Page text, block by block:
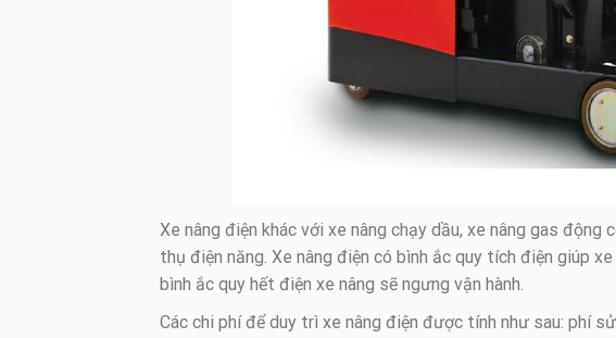
Xe nâng điện khác với xe nâng chạy dầu, xe nâng gas
thụ điện năng. Xe nâng điện có bình ắc quy tích điện giúp
bình ắc quy hết điện xe nâng sẽ ngưng vận hành.
Các chi phí để duy trì xe nâng điện được tính như sau: phí